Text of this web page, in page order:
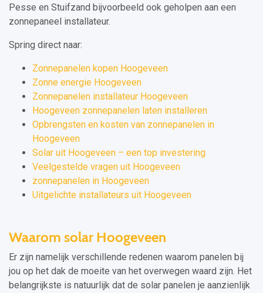
Pesse en Stuifzand bijvoorbeeld ook geholpen aan een
zonnepaneel installateur.
Spring direct naar:
Zonnepanelen kopen Hoogeveen
Zonne energie Hoogeveen
Zonnepanelen installateur Hoogeveen
Hoogeveen zonnepanelen laten installeren
Opbrengsten en kosten van zonnepanelen in
Hoogeveen
Solar uit Hoogeveen – een top investering
Veelgestelde vragen uit Hoogeveen
zonnepanelen in Hoogeveen
Uitgelichte installateurs uit Hoogeveen
Waarom solar Hoogeveen
Er zijn namelijk verschillende redenen waarom panelen bij
jou op het dak de moeite van het overwegen waard zijn. Het
belangrijkste is natuurlijk dat de solar panelen je aanzienlijk